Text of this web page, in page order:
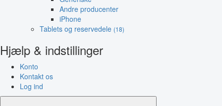
Andre producenter
iPhone
Tablets og reservedele (18)
Hjælp & indstillinger
Konto
Kontakt os
Log ind